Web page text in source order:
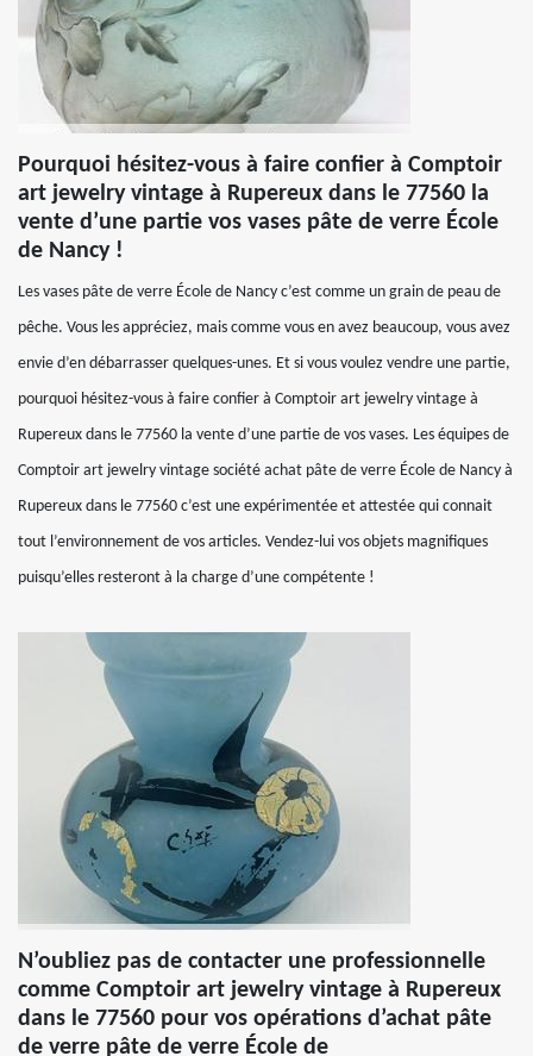
Pourquoi hésitez-vous à faire confier à Comptoir
art jewelry vintage à Rupereux dans le 77560 la
vente d’une partie vos vases pâte de verre École
de Nancy !
Les vases pâte de verre École de Nancy c’est comme un grain de peau de
pêche. Vous les appréciez, mais comme vous en avez beaucoup, vous avez
envie d’en débarrasser quelques-unes. Et si vous voulez vendre une partie,
pourquoi hésitez-vous à faire confier à Comptoir art jewelry vintage à
Rupereux dans le 77560 la vente d’une partie de vos vases. Les équipes de
Comptoir art jewelry vintage société achat pâte de verre École de Nancy à
Rupereux dans le 77560 c’est une expérimentée et attestée qui connait
tout l’environnement de vos articles. Vendez-lui vos objets magnifiques
puisqu’elles resteront à la charge d’une compétente !
N’oubliez pas de contacter une professionnelle
comme Comptoir art jewelry vintage à Rupereux
dans le 77560 pour vos opérations d’achat pâte
de verre pâte de verre École de